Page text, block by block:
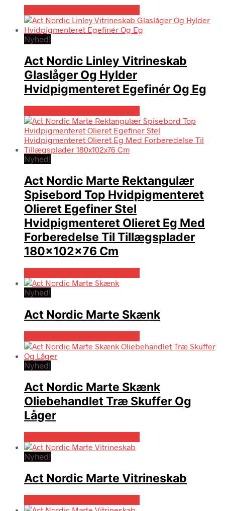
Nyhed!
Act Nordic Linley Vitrineskab
Glaslåger Og Hylder
Hvidpigmenteret Egefinér Og Eg
Nyhed!
Act Nordic Marte Rektangulær
Spisebord Top Hvidpigmenteret
Olieret Egefiner Stel
Hvidpigmenteret Olieret Eg Med
Forberedelse Til Tillægsplader
180x102x76 Cm
Nyhed!
Act Nordic Marte Skænk
Nyhed!
Act Nordic Marte Skænk
Oliebehandlet Træ Skuffer Og
Låger
Nyhed!
Act Nordic Marte Vitrineskab